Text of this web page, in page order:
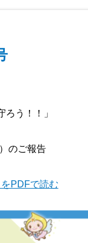
う！！」
のご報告
PDFで読む